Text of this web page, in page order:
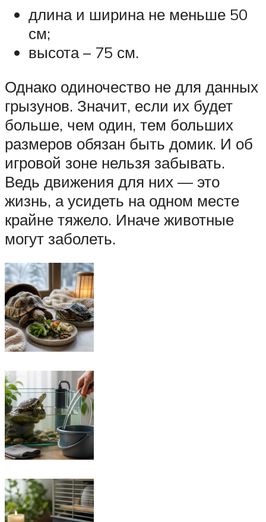
длина и ширина не меньше 50
см;
высота – 75 см.
Однако одиночество не для данных
грызунов. Значит, если их будет
больше, чем один, тем больших
размеров обязан быть домик. И об
игровой зоне нельзя забывать.
Ведь движения для них — это
жизнь, а усидеть на одном месте
крайне тяжело. Иначе животные
могут заболеть.